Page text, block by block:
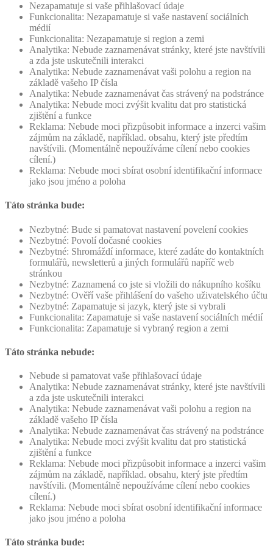
Nezapamatuje si vaše přihlašovací údaje
Funkcionalita: Nezapamatuje si vaše nastavení sociálních
médií
Funkcionalita: Nezapamatuje si region a zemi
Analytika: Nebude zaznamenávat stránky, které jste navštívili
a zda jste uskutečnili interakci
Analytika: Nebude zaznamenávat vaši polohu a region na
základě vašeho IP čísla
Analytika: Nebude zaznamenávat čas strávený na podstránce
Analytika: Nebude moci zvýšit kvalitu dat pro statistická
zjištění a funkce
Reklama: Nebude moci přizpůsobit informace a inzerci vašim
zájmům na základě, například. obsahu, který jste předtím
navštívili. (Momentálně nepoužíváme cílení nebo cookies
cílení.)
Reklama: Nebude moci sbírat osobní identifikační informace
jako jsou jméno a poloha
Táto stránka bude:
Nezbytné: Bude si pamatovat nastavení povelení cookies
Nezbytné: Povolí dočasné cookies
Nezbytné: Shromáždí informace, které zadáte do kontaktních
formulářů, newsletterů a jiných formulářů napříč web
stránkou
Nezbytné: Zaznamená co jste si vložili do nákupního košíku
Nezbytné: Ověří vaše přihlášení do vašeho uživatelského účtu
Nezbytné: Zapamatuje si jazyk, který jste si vybrali
Funkcionalita: Zapamatuje si vaše nastavení sociálních médií
Funkcionalita: Zapamatuje si vybraný region a zemi
Táto stránka nebude:
Nebude si pamatovat vaše přihlašovací údaje
Analytika: Nebude zaznamenávat stránky, které jste navštívili
a zda jste uskutečnili interakci
Analytika: Nebude zaznamenávat vaši polohu a region na
základě vašeho IP čísla
Analytika: Nebude zaznamenávat čas strávený na podstránce
Analytika: Nebude moci zvýšit kvalitu dat pro statistická
zjištění a funkce
Reklama: Nebude moci přizpůsobit informace a inzerci vašim
zájmům na základě, například. obsahu, který jste předtím
navštívili. (Momentálně nepoužíváme cílení nebo cookies
cílení.)
Reklama: Nebude moci sbírat osobní identifikační informace
jako jsou jméno a poloha
Táto stránka bude: